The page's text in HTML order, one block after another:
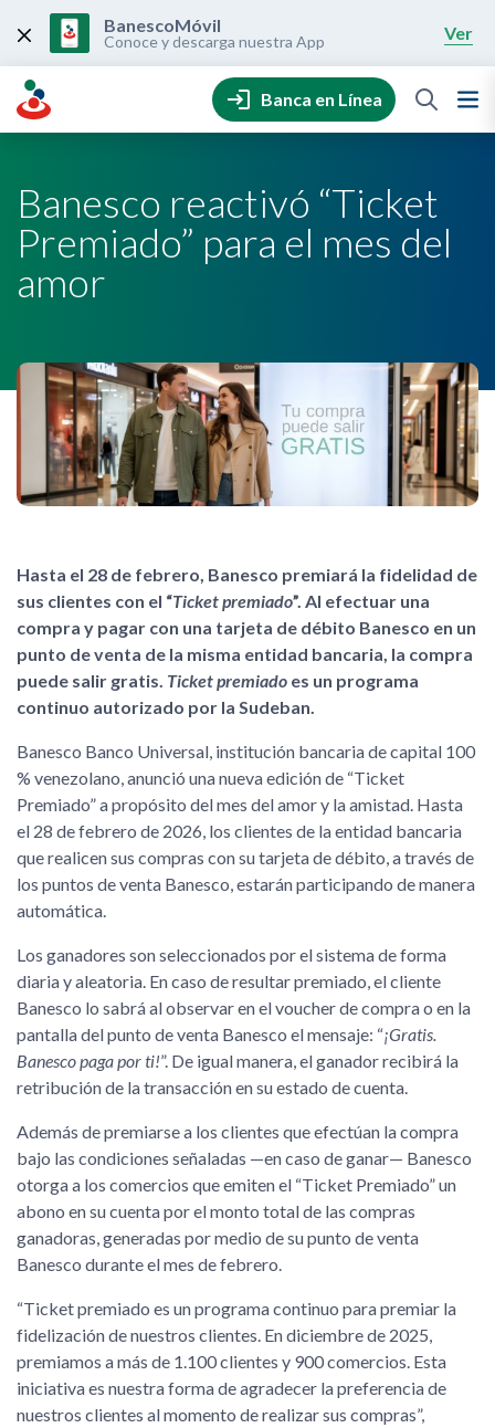
content
BanescoMóvil
Conoce y descarga nuestra App Ver
Banca en Línea
Banesco reactivó “Ticket
Premiado” para el mes del
amor
Hasta el 28 de febrero, Banesco premiará la fidelidad de
sus clientes con el “Ticket premiado”. Al efectuar una
compra y pagar con una tarjeta de débito Banesco en un
punto de venta de la misma entidad bancaria, la compra
puede salir gratis. Ticket premiado es un programa
continuo autorizado por la Sudeban.
Banesco Banco Universal, institución bancaria de capital 100
% venezolano, anunció una nueva edición de “Ticket
Premiado” a propósito del mes del amor y la amistad. Hasta
el 28 de febrero de 2026, los clientes de la entidad bancaria
que realicen sus compras con su tarjeta de débito, a través de
los puntos de venta Banesco, estarán participando de manera
automática.
Los ganadores son seleccionados por el sistema de forma
diaria y aleatoria. En caso de resultar premiado, el cliente
Banesco lo sabrá al observar en el voucher de compra o en la
pantalla del punto de venta Banesco el mensaje: “¡Gratis.
Banesco paga por ti!”. De igual manera, el ganador recibirá la
retribución de la transacción en su estado de cuenta.
Además de premiarse a los clientes que efectúan la compra
bajo las condiciones señaladas —en caso de ganar— Banesco
otorga a los comercios que emiten el “Ticket Premiado” un
abono en su cuenta por el monto total de las compras
ganadoras, generadas por medio de su punto de venta
Banesco durante el mes de febrero.
“Ticket premiado es un programa continuo para premiar la
fidelización de nuestros clientes. En diciembre de 2025,
premiamos a más de 1.100 clientes y 900 comercios. Esta
iniciativa es nuestra forma de agradecer la preferencia de
nuestros clientes al momento de realizar sus compras”,